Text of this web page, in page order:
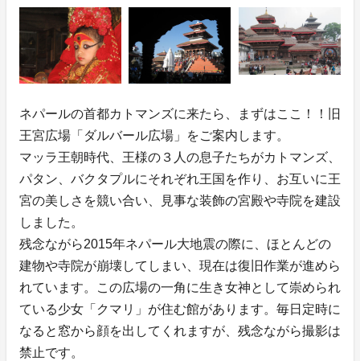
ネパールの首都カトマンズに来たら、まずはここ！！旧
王宮広場「ダルバール広場」をご案内します。
マッラ王朝時代、王様の３人の息子たちがカトマンズ、
パタン、バクタプルにそれぞれ王国を作り、お互いに王
宮の美しさを競い合い、見事な装飾の宮殿や寺院を建設
しました。
残念ながら2015年ネパール大地震の際に、ほとんどの
建物や寺院が崩壊してしまい、現在は復旧作業が進めら
れています。この広場の一角に生き女神として崇められ
ている少女「クマリ」が住む館があります。毎日定時に
なると窓から顔を出してくれますが、残念ながら撮影は
禁止です。